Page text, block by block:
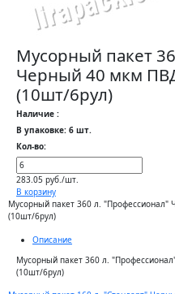
Мусорный пакет
Черный 40 мкм
(10шт/6рул)
Наличие :
В упаковке: 6 шт.
Кол-во:
283.05 руб./шт.
В корзину
Мусорный пакет 360 л.
(10шт/6рул)
Описание
Мусорный пакет 360 л.
(10шт/6рул)